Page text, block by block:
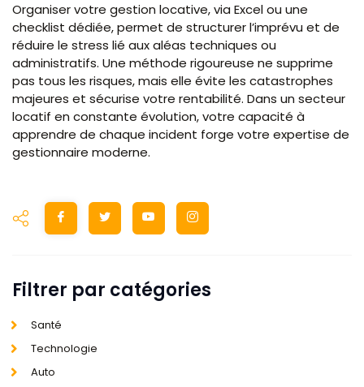
Organiser votre gestion locative, via Excel ou une
checklist dédiée, permet de structurer l’imprévu et de
réduire le stress lié aux aléas techniques ou
administratifs. Une méthode rigoureuse ne supprime
pas tous les risques, mais elle évite les catastrophes
majeures et sécurise votre rentabilité. Dans un secteur
locatif en constante évolution, votre capacité à
apprendre de chaque incident forge votre expertise de
gestionnaire moderne.
Filtrer par catégories
Santé
Technologie
Auto